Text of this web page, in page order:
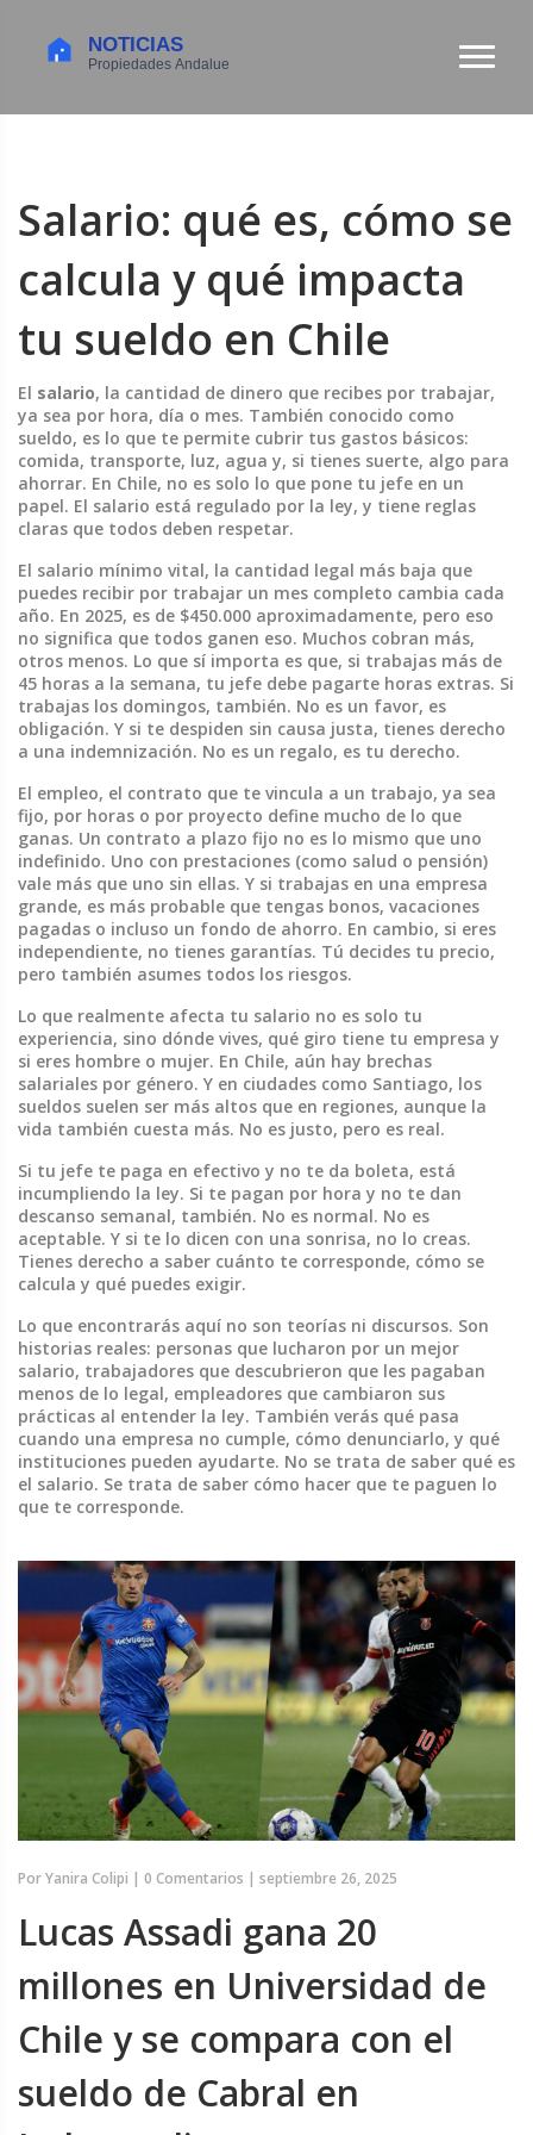
Salario: qué es, cómo se
calcula y qué impacta
tu sueldo en Chile
El salario, la cantidad de dinero que recibes por trabajar,
ya sea por hora, día o mes. También conocido como
sueldo, es lo que te permite cubrir tus gastos básicos:
comida, transporte, luz, agua y, si tienes suerte, algo para
ahorrar. En Chile, no es solo lo que pone tu jefe en un
papel. El salario está regulado por la ley, y tiene reglas
claras que todos deben respetar.
El salario mínimo vital, la cantidad legal más baja que
puedes recibir por trabajar un mes completo cambia cada
año. En 2025, es de $450.000 aproximadamente, pero eso
no significa que todos ganen eso. Muchos cobran más,
otros menos. Lo que sí importa es que, si trabajas más de
45 horas a la semana, tu jefe debe pagarte horas extras. Si
trabajas los domingos, también. No es un favor, es
obligación. Y si te despiden sin causa justa, tienes derecho
a una indemnización. No es un regalo, es tu derecho.
El empleo, el contrato que te vincula a un trabajo, ya sea
fijo, por horas o por proyecto define mucho de lo que
ganas. Un contrato a plazo fijo no es lo mismo que uno
indefinido. Uno con prestaciones (como salud o pensión)
vale más que uno sin ellas. Y si trabajas en una empresa
grande, es más probable que tengas bonos, vacaciones
pagadas o incluso un fondo de ahorro. En cambio, si eres
independiente, no tienes garantías. Tú decides tu precio,
pero también asumes todos los riesgos.
Lo que realmente afecta tu salario no es solo tu
experiencia, sino dónde vives, qué giro tiene tu empresa y
si eres hombre o mujer. En Chile, aún hay brechas
salariales por género. Y en ciudades como Santiago, los
sueldos suelen ser más altos que en regiones, aunque la
vida también cuesta más. No es justo, pero es real.
Si tu jefe te paga en efectivo y no te da boleta, está
incumpliendo la ley. Si te pagan por hora y no te dan
descanso semanal, también. No es normal. No es
aceptable. Y si te lo dicen con una sonrisa, no lo creas.
Tienes derecho a saber cuánto te corresponde, cómo se
calcula y qué puedes exigir.
Lo que encontrarás aquí no son teorías ni discursos. Son
historias reales: personas que lucharon por un mejor
salario, trabajadores que descubrieron que les pagaban
menos de lo legal, empleadores que cambiaron sus
prácticas al entender la ley. También verás qué pasa
cuando una empresa no cumple, cómo denunciarlo, y qué
instituciones pueden ayudarte. No se trata de saber qué es
el salario. Se trata de saber cómo hacer que te paguen lo
que te corresponde.
PorYanira Colipi | 0 Comentarios | septiembre 26, 2025
Lucas Assadi gana 20
millones en Universidad de
Chile y se compara con el
sueldo de Cabral en